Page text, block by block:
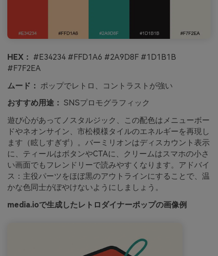
HEX： #E34234 #FFD1A6 #2A9D8F #1D1B1B
#F7F2EA
ムード： ポップでレトロ、コントラストが強い
おすすめ用途： SNSプロモグラフィック
遊び心があってノスタルジック、この配色はメニューボー
ドやネオンサイン、市松模様タイルのエネルギーを再現し
ます（眩しすぎず）。バーミリオンはディスカウント表示
に、ティールはボタンやCTAに、クリームはスマホの小さ
い画面でもフレンドリーで読みやすくなります。アドバイ
ス：主役パーツをほぼ黒のアウトラインにすることで、温
かな色同士がぼやけないようにしましょう。
media.ioで生成したレトロダイナーポップの画像例